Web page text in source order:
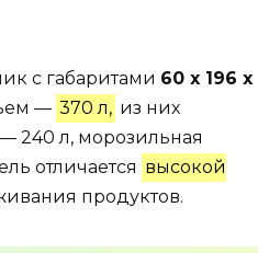
с габаритами 60 х 196 х
— 370 л, из них
240 л, морозильная
отличается высокой
продуктов.